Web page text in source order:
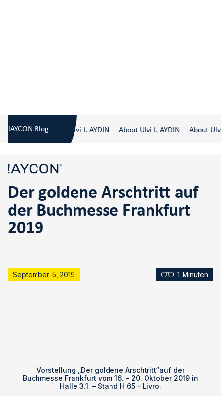
!AYCON BlogAbout Ulvi I. AYDIN About Ulvi I. AYDIN About
Der goldene Arschtritt auf
der Buchmesse Frankfurt
2019
September 5 2019 1 Minuten
Vorstellung „Der goldene Arschtritt“auf der
Buchmesse Frankfurt vom 16. – 20. Oktober 2019 in
Halle 3.1. – Stand H 65 – Livro.